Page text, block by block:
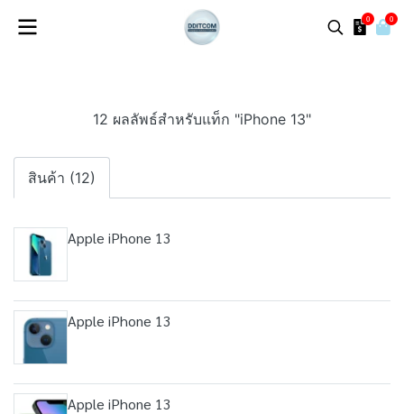
0 0
12 ผลลัพธ์สำหรับแท็ก "iPhone 13"
สินค้า (12)
Apple iPhone 13
Apple iPhone 13
Apple iPhone 13